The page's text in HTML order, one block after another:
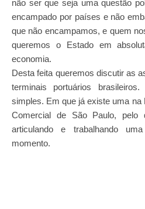
não ser que seja uma questão
encampado por países e não
que não encampamos, e quem
queremos o Estado em
economia.
Desta feita queremos discutir as
terminais portuários
simples. Em que já existe uma na
Comercial de São Paulo,
articulando e trabalhando
momento.